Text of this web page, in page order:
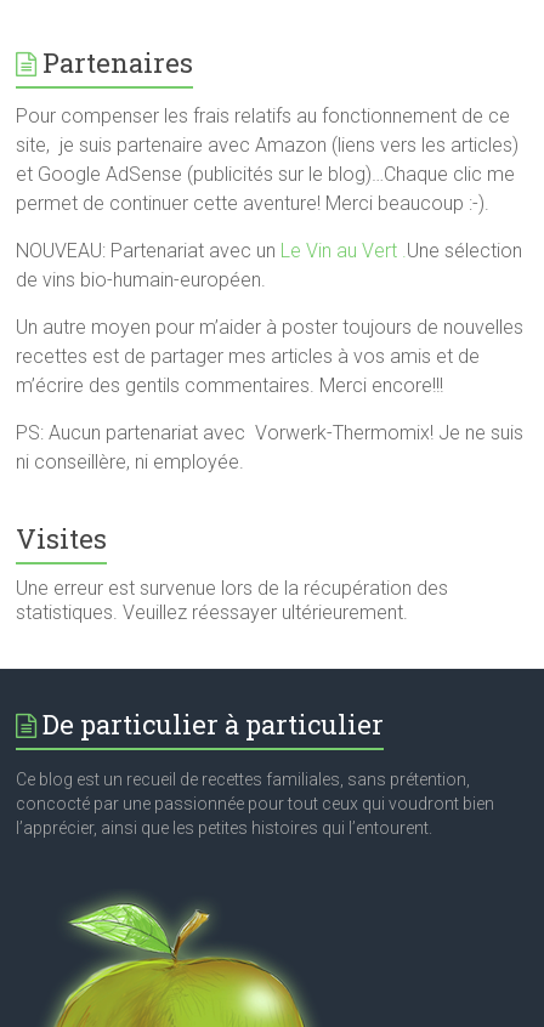
Partenaires
Pour compenser les frais relatifs au fonctionnement de ce
site, je suis partenaire avec Amazon (liens vers les articles)
et Google AdSense (publicités sur le blog)…Chaque clic me
permet de continuer cette aventure! Merci beaucoup :-).
NOUVEAU: Partenariat avec un Le Vin au Vert .Une sélection
de vins bio-humain-européen.
Un autre moyen pour m’aider à poster toujours de nouvelles
recettes est de partager mes articles à vos amis et de
m’écrire des gentils commentaires. Merci encore!!!
PS: Aucun partenariat avec Vorwerk-Thermomix! Je ne suis
ni conseillère, ni employée.
Visites
Une erreur est survenue lors de la récupération des
statistiques. Veuillez réessayer ultérieurement.
De particulier à particulier
Ce blog est un recueil de recettes familiales, sans prétention,
concocté par une passionnée pour tout ceux qui voudront bien
l’apprécier, ainsi que les petites histoires qui l’entourent.